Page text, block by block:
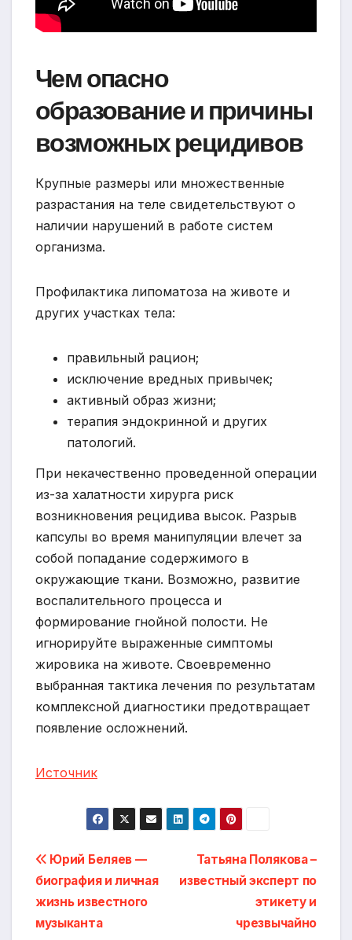
Чем опасно
образование и причины
возможных рецидивов
Крупные размеры или множественные
разрастания на теле свидетельствуют о
наличии нарушений в работе систем
организма.
Профилактика липоматоза на животе и
других участках тела:
правильный рацион;
исключение вредных привычек;
активный образ жизни;
терапия эндокринной и других
патологий.
При некачественно проведенной операции
из-за халатности хирурга риск
возникновения рецидива высок. Разрыв
капсулы во время манипуляции влечет за
собой попадание содержимого в
окружающие ткани. Возможно, развитие
воспалительного процесса и
формирование гнойной полости. Не
игнорируйте выраженные симптомы
жировика на животе. Своевременно
выбранная тактика лечения по результатам
комплексной диагностики предотвращает
появление осложнений.
Источник
Навигация
по
записям
Татьяна Полякова –
известный эксперт по
этикету и
чрезвычайно
Юрий Беляев —
биография и личная
жизнь известного
музыканта